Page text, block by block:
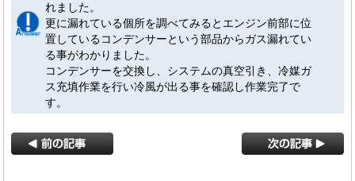
れました。
更に漏れている個所を調べてみるとエンジン前部に位
置しているコンデンサーという部品からガス漏れてい
る事がわかりました。
コンデンサーを交換し、システムの真空引き、冷媒ガ
ス充填作業を行い冷風が出る事を確認し作業完了で
す。